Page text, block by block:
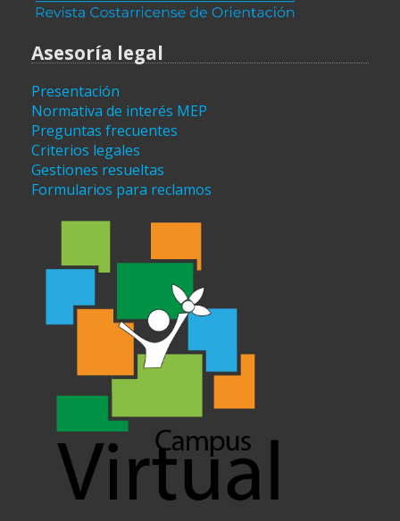
Asesoría legal
Presentación
Normativa de interés MEP
Preguntas frecuentes
Criterios legales
Gestiones resueltas
Formularios para reclamos